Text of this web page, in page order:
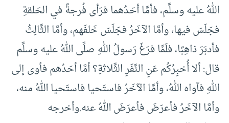
اللهُ عليه وسلَّم، فأمَّا أحَدُهما فرَأى فُرجةً في الحَلقةِ
فجَلَسَ فيها، وأمَّا الآخَرُ فجَلَسَ خَلفَهم، وأمَّا الثَّالِثُ
فأدبَرَ ذاهِبًا، فلَمَّا فرَغَ رَسولُ اللهِ صلَّى اللهُ عليه وسلَّم
قال: ألا أُخبِرُكُم عَنِ النَّفَرِ الثَّلاثةِ؟ أمَّا أحَدُهم فأوى إلى
اللهِ فآواه اللهُ، وأمَّا الآخَرُ فاستَحيا فاستَحيا اللهُ منه،
وأمَّا الآخَرُ فأعرَضَ فأعرَضَ اللهُ عنه.وأخرجه